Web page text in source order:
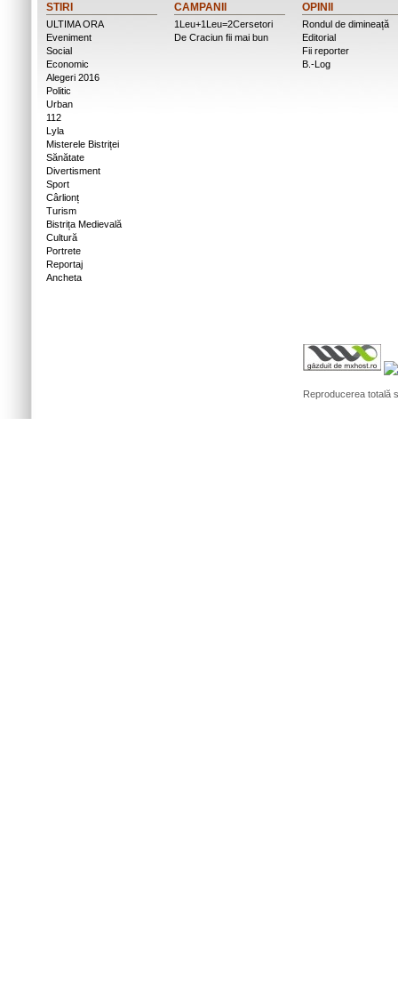
STIRI
ULTIMA ORA
Eveniment
Social
Economic
Alegeri 2016
Politic
Urban
112
Lyla
Misterele Bistriței
Sănătate
Divertisment
Sport
Cârlionț
Turism
Bistrița Medievală
Cultură
Portrete
Reportaj
Ancheta
CAMPANII
1Leu+1Leu=2Cersetori
De Craciun fii mai bun
OPINII
Rondul de dimineață
Editorial
Fii reporter
B.-Log
Reproducerea totală